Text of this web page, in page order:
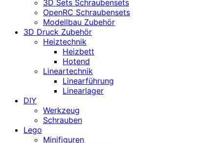
3D Sets Schraubensets
OpenRC Schraubensets
Modellbau Zubehör
3D Druck Zubehör
Heiztechnik
Heizbett
Hotend
Lineartechnik
Linearführung
Linearlager
DIY
Werkzeug
Schrauben
Lego
Minifiguren